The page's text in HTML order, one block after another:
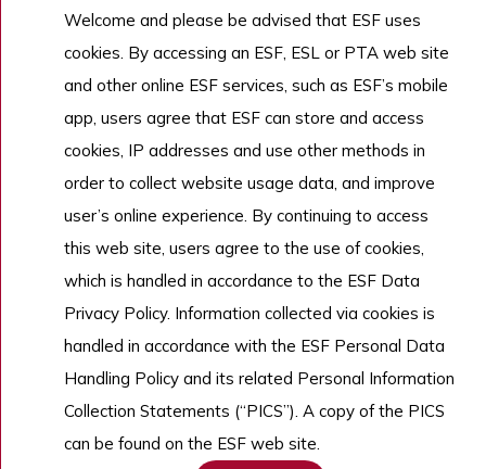
優秀人才
了解更多
Copyright © English Schools Foundation. Powered byANGLIA.
網站地圖
Welcome and please be advised that ESF uses
cookies. By accessing an ESF, ESL or PTA web site
and other online ESF services, such as ESF’s mobile
app, users agree that ESF can store and access
cookies, IP addresses and use other methods in
order to collect website usage data, and improve
user’s online experience. By continuing to access
this web site, users agree to the use of cookies,
which is handled in accordance to the ESF Data
Privacy Policy. Information collected via cookies is
handled in accordance with the ESF Personal Data
Handling Policy and its related Personal Information
Collection Statements (“PICS”). A copy of the PICS
can be found on the ESF web site.